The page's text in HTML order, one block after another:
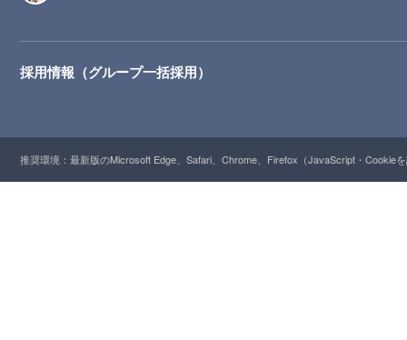
採用情報（グループ一括採用）
推奨環境：最新版のMicrosoft Edge、Safari、Chrome、Firefox（JavaScript・Cookie